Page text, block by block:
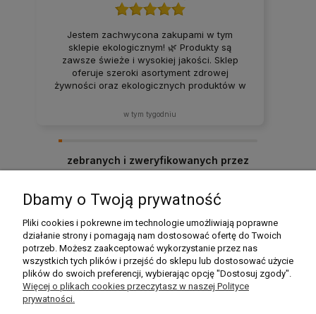
Jestem zachwycona zakupami w tym
sklepie ekologicznym! 🌿 Produkty są
zawsze świeże i wysokiej jakości. Sklep
oferuje szeroki asortyment zdrowej
żywności oraz ekologicznych produktów w
razem docierają w idealnym stanie. Zakupy
w tym tygodniu
zebranych i zweryfikowanych przez
Moje konto
Płatności i dostawa
Dbamy o Twoją prywatność
Pliki cookies i pokrewne im technologie umożliwiają poprawne
działanie strony i pomagają nam dostosować ofertę do Twoich
potrzeb. Możesz zaakceptować wykorzystanie przez nas
wszystkich tych plików i przejść do sklepu lub dostosować użycie
plików do swoich preferencji, wybierając opcję "Dostosuj zgody".
Więcej o plikach cookies przeczytasz w naszej Polityce
prywatności.